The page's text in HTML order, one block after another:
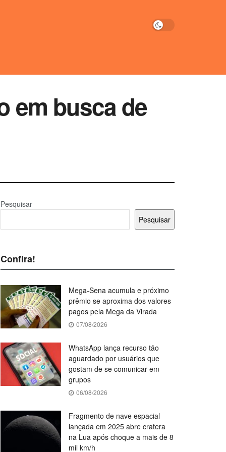
em busca de
Pesquisar
Pesquisar
Confira!
Mega-Sena acumula e próximo
prêmio se aproxima dos valores
pagos pela Mega da Virada
07/08/2026
WhatsApp lança recurso tão
aguardado por usuários que
gostam de se comunicar em
grupos
06/08/2026
Fragmento de nave espacial
lançada em 2025 abre cratera
na Lua após choque a mais de 8
mil km/h